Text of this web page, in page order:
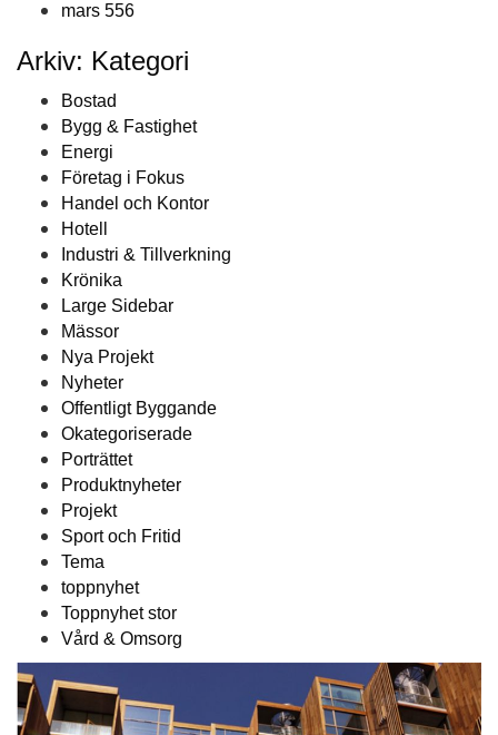
mars 556
Arkiv: Kategori
Bostad
Bygg & Fastighet
Energi
Företag i Fokus
Handel och Kontor
Hotell
Industri & Tillverkning
Krönika
Large Sidebar
Mässor
Nya Projekt
Nyheter
Offentligt Byggande
Okategoriserade
Porträttet
Produktnyheter
Projekt
Sport och Fritid
Tema
toppnyhet
Toppnyhet stor
Vård & Omsorg